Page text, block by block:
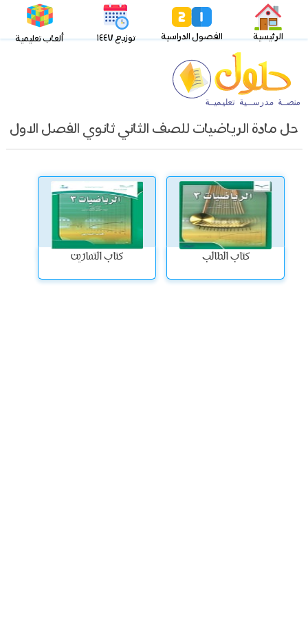
الرئيسية الفصول الدراسية توزيع ١٤٤٧ ألعاب تعليمية
حل مادة الرياضيات للصف الثاني ثانوي الفصل الاول
كتاب الطالب كتاب التمارين